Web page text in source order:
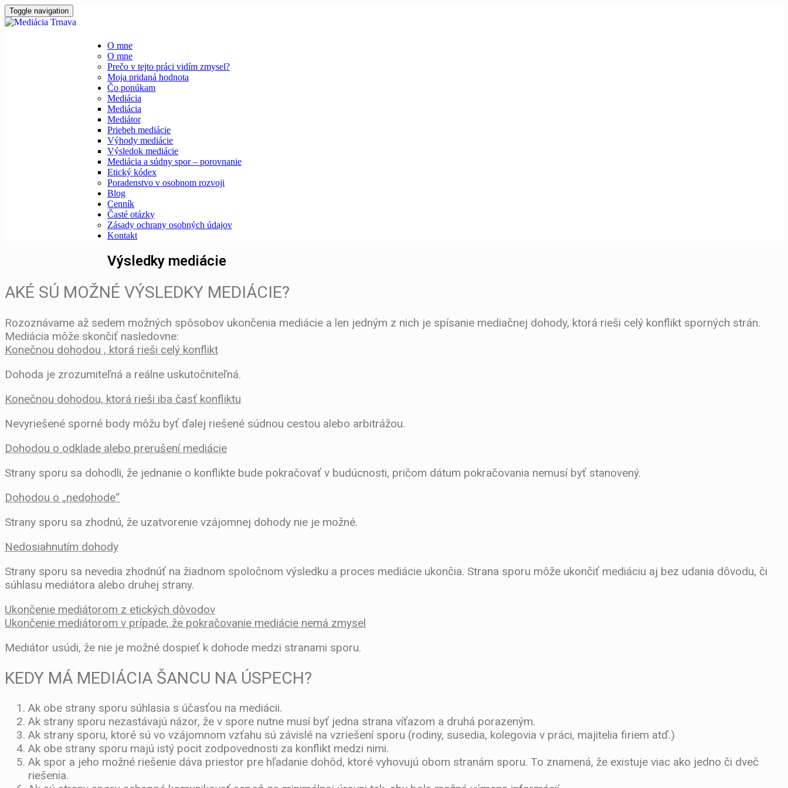
Toggle navigation
O mne
O mne
Prečo v tejto práci vidím zmysel?
Moja pridaná hodnota
Čo ponúkam
Mediácia
Mediácia
Mediátor
Priebeh mediácie
Výhody mediácie
Výsledok mediácie
Mediácia a súdny spor – porovnanie
Etický kódex
Poradenstvo v osobnom rozvoji
Blog
Cenník
Časté otázky
Zásady ochrany osobných údajov
Kontakt
Výsledky mediácie
AKÉ SÚ MOŽNÉ VÝSLEDKY MEDIÁCIE?
Rozoznávame až sedem možných spôsobov ukončenia mediácie a len jedným z nich je spísanie mediačnej dohody, ktorá rieši celý konflikt sporných strán.
Mediácia môže skončiť nasledovne:
Konečnou dohodou , ktorá rieši celý konflikt
Dohoda je zrozumiteľná a reálne uskutočniteľná.
Konečnou dohodou, ktorá rieši iba časť konfliktu
Nevyriešené sporné body môžu byť ďalej riešené súdnou cestou alebo arbitrážou.
Dohodou o odklade alebo prerušení mediácie
Strany sporu sa dohodli, že jednanie o konflikte bude pokračovať v budúcnosti, pričom dátum pokračovania nemusí byť stanovený.
Dohodou o „nedohode“
Strany sporu sa zhodnú, že uzatvorenie vzájomnej dohody nie je možné.
Nedosiahnutím dohody
Strany sporu sa nevedia zhodnúť na žiadnom spoločnom výsledku a proces mediácie ukončia. Strana sporu môže ukončiť mediáciu aj bez udania dôvodu, či
súhlasu mediátora alebo druhej strany.
Ukončenie mediátorom z etických dôvodov
Ukončenie mediátorom v prípade, že pokračovanie mediácie nemá zmysel
Mediátor usúdi, že nie je možné dospieť k dohode medzi stranami sporu.
KEDY MÁ MEDIÁCIA ŠANCU NA ÚSPECH?
Ak obe strany sporu súhlasia s účasťou na mediácii.
Ak strany sporu nezastávajú názor, že v spore nutne musí byť jedna strana víťazom a druhá porazeným.
Ak strany sporu, ktoré sú vo vzájomnom vzťahu sú závislé na vzriešení sporu (rodiny, susedia, kolegovia v práci, majitelia firiem atď.)
Ak obe strany sporu majú istý pocit zodpovednosti za konflikt medzi nimi.
Ak spor a jeho možné riešenie dáva priestor pre hľadanie dohôd, ktoré vyhovujú obom stranám sporu. To znamená, že existuje viac ako jedno či dveč
riešenia.